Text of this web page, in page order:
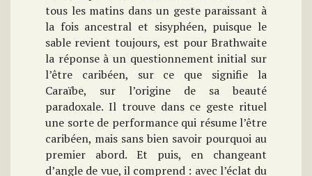
tous les matins dans un geste paraissant à
la fois ancestral et sisyphéen, puisque le
sable revient toujours, est pour Brathwaite
la réponse à un questionnement initial sur
l’être caribéen, sur ce que signifie la
Caraïbe, sur l’origine de sa beauté
paradoxale. Il trouve dans ce geste rituel
une sorte de performance qui résume l’être
caribéen, mais sans bien savoir pourquoi au
premier abord. Et puis, en changeant
d’angle de vue, il comprend : avec l’éclat du